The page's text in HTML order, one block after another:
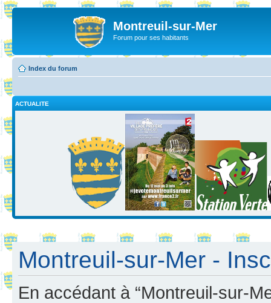
Montreuil-sur-Mer
Forum pour ses habitants
Index du forum
ACTUALITE
Montreuil-sur-Mer -
En accédant à “Montreuil-sur-